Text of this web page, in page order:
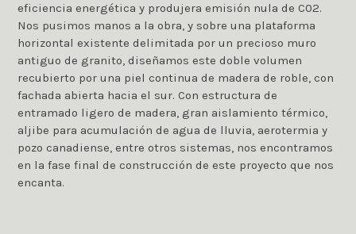
eficiencia energética y produjera emisión nula de C02.
Nos pusimos manos a la obra, y sobre una plataforma
horizontal existente delimitada por un precioso muro
antiguo de granito, diseñamos este doble volumen
recubierto por una piel continua de madera de roble, con
fachada abierta hacia el sur. Con estructura de
entramado ligero de madera, gran aislamiento térmico,
aljibe para acumulación de agua de lluvia, aerotermia y
pozo canadiense, entre otros sistemas, nos encontramos
en la fase final de construcción de este proyecto que nos
encanta.